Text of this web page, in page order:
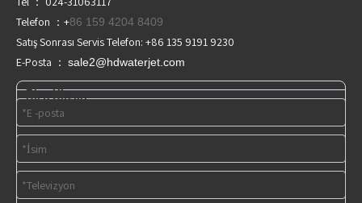
Telefon ：+86 159 4204 8409
Satış Sonrası Servis Telefon: +86 135 9191 9230
E-Posta ： sale2@hdwaterjet.com
Bize Ulaşın